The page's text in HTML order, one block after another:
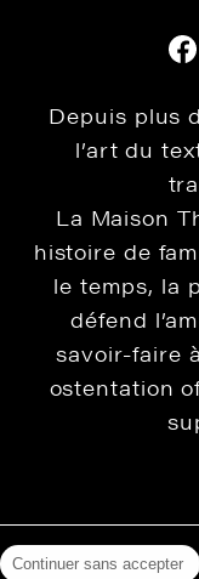
Depuis plus
l’art du
La Maison
histoire de
le temps, la
défend
savoir-faire
ostentation
Continuer sans accepter